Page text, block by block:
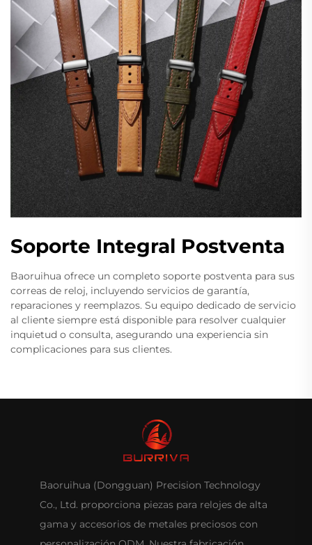
Soporte Integral Postventa
Baoruihua ofrece un completo soporte postventa para sus
correas de reloj, incluyendo servicios de garantía,
reparaciones y reemplazos. Su equipo dedicado de servicio
al cliente siempre está disponible para resolver cualquier
inquietud o consulta, asegurando una experiencia sin
complicaciones para sus clientes.
Baoruihua (Dongguan) Precision Technology
Co., Ltd. proporciona piezas para relojes de alta
gama y accesorios de metales preciosos con